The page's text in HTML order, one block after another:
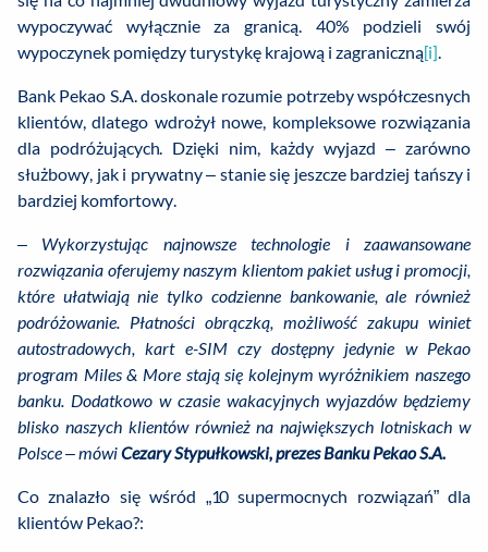
wypoczywać wyłącznie za granicą. 40% podzieli swój
wypoczynek pomiędzy turystykę krajową i zagraniczną[i].
Bank Pekao S.A. doskonale rozumie potrzeby współczesnych
klientów, dlatego wdrożył nowe, kompleksowe rozwiązania
dla podróżujących. Dzięki nim, każdy wyjazd – zarówno
służbowy, jak i prywatny – stanie się jeszcze bardziej tańszy i
bardziej komfortowy.
– Wykorzystując najnowsze technologie i zaawansowane
rozwiązania oferujemy naszym klientom pakiet usług i promocji,
które ułatwiają nie tylko codzienne bankowanie, ale również
podróżowanie. Płatności obrączką, możliwość zakupu winiet
autostradowych, kart e-SIM czy dostępny jedynie w Pekao
program Miles & More stają się kolejnym wyróżnikiem naszego
banku. Dodatkowo w czasie wakacyjnych wyjazdów będziemy
blisko naszych klientów również na największych lotniskach w
Polsce – mówiCezary Stypułkowski, prezes Banku Pekao S.A.
Co znalazło się wśród „10 supermocnych rozwiązań” dla
klientów Pekao?: